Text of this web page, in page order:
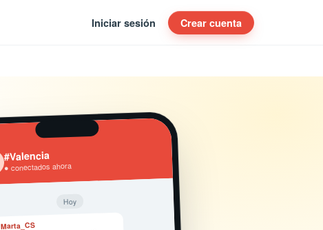
Iniciar sesión Crear cuenta
#Valencia
● conectados ahora
Hoy
Marta_CS